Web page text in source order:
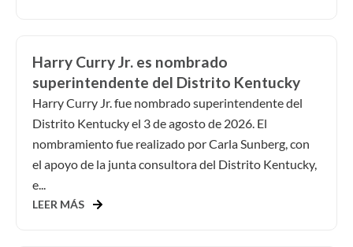
Harry Curry Jr. es nombrado
superintendente del Distrito Kentucky
Harry Curry Jr. fue nombrado superintendente del
Distrito Kentucky el 3 de agosto de 2026. El
nombramiento fue realizado por Carla Sunberg, con
el apoyo de la junta consultora del Distrito Kentucky,
e...
LEER MÁS